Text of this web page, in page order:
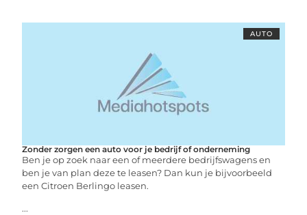
AUTO
Zonder zorgen een auto voor je bedrijf of onderneming
Ben je op zoek naar een of meerdere bedrijfswagens en
ben je van plan deze te leasen? Dan kun je bijvoorbeeld
een Citroen Berlingo leasen.
...